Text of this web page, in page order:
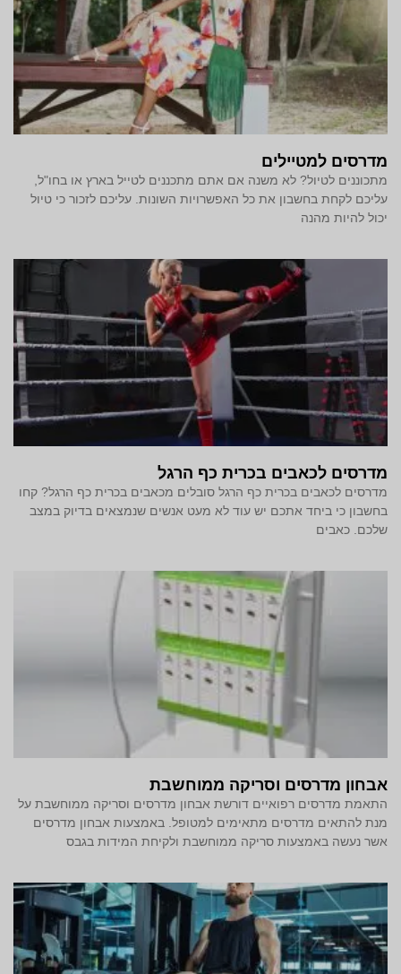
מדרסים למטיילים
מתכוננים לטיול? לא משנה אם אתם מתכננים לטייל בארץ או בחו"ל,
עליכם לקחת בחשבון את כל האפשרויות השונות. עליכם לזכור כי טיול
יכול להיות מהנה
מדרסים לכאבים בכרית כף הרגל
מדרסים לכאבים בכרית כף הרגל סובלים מכאבים בכרית כף הרגל? קחו
בחשבון כי ביחד אתכם יש עוד לא מעט אנשים שנמצאים בדיוק במצב
שלכם. כאבים
אבחון מדרסים וסריקה ממוחשבת
התאמת מדרסים רפואיים דורשת אבחון מדרסים וסריקה ממוחשבת על
מנת להתאים מדרסים מתאימים למטופל. באמצעות אבחון מדרסים
אשר נעשה באמצעות סריקה ממוחשבת ולקיחת המידות בגבס